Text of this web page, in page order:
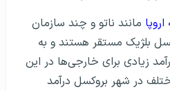
مانند ناتو و چند سازمان
بلژیک مستقر هستند و به
زیادی برای خارجی‌ها در این
در شهر بروکسل درآمد